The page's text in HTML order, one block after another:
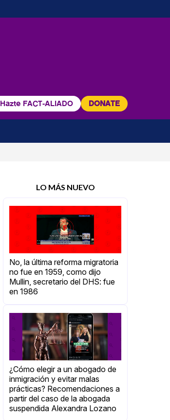
Hazte FACT-ALIADO DONATE
LO MÁS NUEVO
No, la última reforma migratoria
no fue en 1959, como dijo
Mullin, secretario del DHS: fue
en 1986
¿Cómo elegir a un abogado de
inmigración y evitar malas
prácticas? Recomendaciones a
partir del caso de la abogada
suspendida Alexandra Lozano